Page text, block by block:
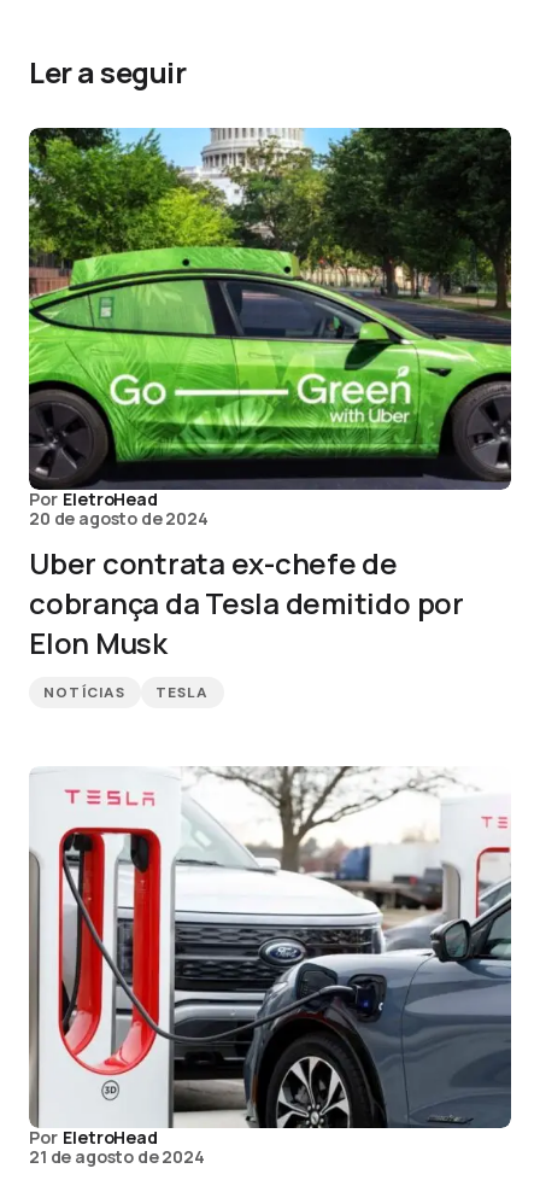
Ler a seguir
Por EletroHead
20 de agosto de 2024
Uber contrata ex-chefe de
cobrança da Tesla demitido por
Elon Musk
NOTÍCIAS TESLA
Por EletroHead
21 de agosto de 2024